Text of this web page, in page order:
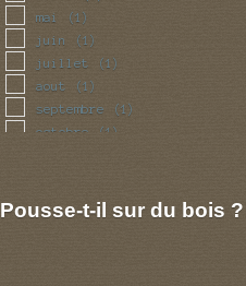
mai (1)
juin (1)
juillet (1)
aout (1)
septembre (1)
octobre (1)
Pousse-t-il sur du bois ?